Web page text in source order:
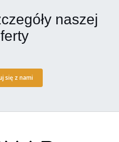
naszej
się z nami